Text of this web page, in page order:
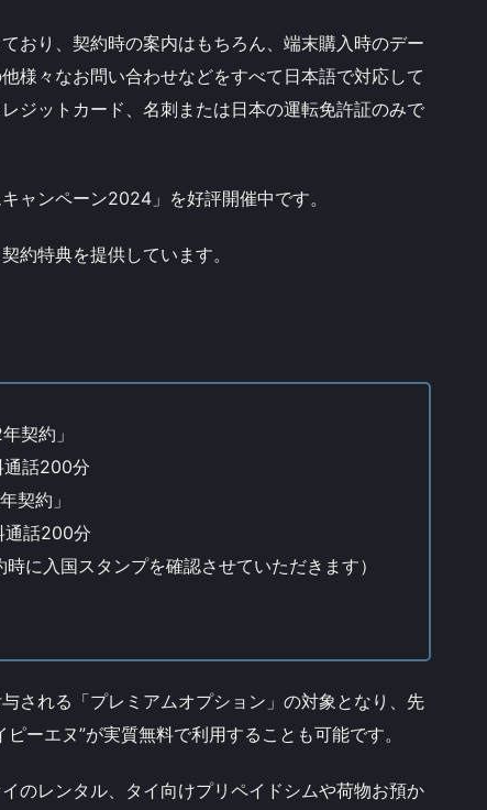
おり、契約時の案内はもちろん、端末購入時のデー
様々なお問い合わせなどをすべて日本語で対応して
ジットカード、名刺または日本の運転免許証のみで
ャンペーン2024」を好評開催中です。
約特典を提供しています。
契約」
話200分
契約」
通話200分
に入国スタンプを確認させていただきます）
される「プレミアムオプション」の対象となり、先
ーエヌ”が実質無料で利用することも可能です。
のレンタル、タイ向けプリペイドシムや荷物お預か